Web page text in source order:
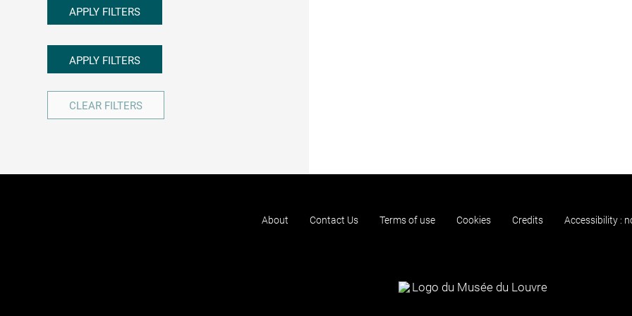
APPLY FILTERS
APPLY FILTERS
CLEAR FILTERS
About Contact Us Terms of use Cookies Credits Accessibility :